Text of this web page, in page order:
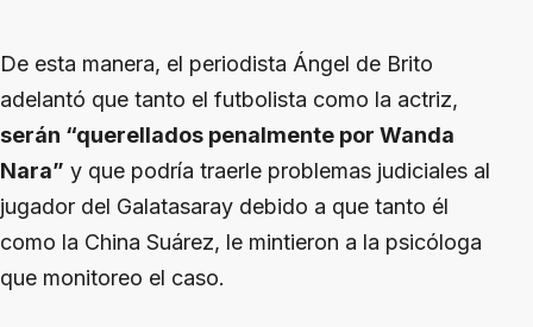
De esta manera, el periodista Ángel de Brito
adelantó que tanto el futbolista como la actriz,
serán “querellados penalmente por Wanda
Nara” y que podría traerle problemas judiciales al
jugador del Galatasaray debido a que tanto él
como la China Suárez, le mintieron a la psicóloga
que monitoreo el caso.